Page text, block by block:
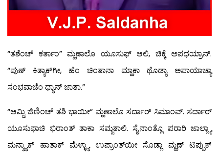
“ತಶೆಂಚ್ ಕರ್ತಾಂ” ಮ್ಹಣಾಲೊ ಯೂಸುಫ್ ಆಲಿ, ಚಿಕ್ಕೆ ಅಪಧಯ್ರಾನ್.
“ಪುಣ್ ಕಿತ್ಯಾಕ್‍ಗೀ, ಹೆಂ ಚಿಂತಾನಾ ಮ್ಹಾಕಾ ಥೊಡ್ಯಾ ಅಪಾಯಾಚ್ಯಾ
ಸಂಭವಾಚೆಂ ಧ್ಯಾನ್ ಜಾತಾ.”
“ಆಮ್ಚಿ ಜಿಣಿಂಚ್ ತಶಿ ಭಾಯೀ” ಮ್ಹಣಾಲೊ ಸರ್ದಾರ್ ಸಿಮಾಂವ್. ಸರ್ದಾರ್
ಯೂಸುಫಾಚಿ ಭಿರಾಂತ್ ತಾಕಾ ಸಮ್ಜತಾಲಿ. ಸೈನಾಂತ್ಲೊ ಪರಾರಿ ಜಾಲ್ಲ್ಯಾ
ಮನ್ಶ್ಯಾಕ್ ಹಾತಾಕ್ ಮೆಳ್ಳ್ಯಾ ಉಪ್ರಾಂತ್‍ಯೀ ಸೊಡ್ಲಾ ಮ್ಹಣ್ ಟಿಪ್ಪುಕ್